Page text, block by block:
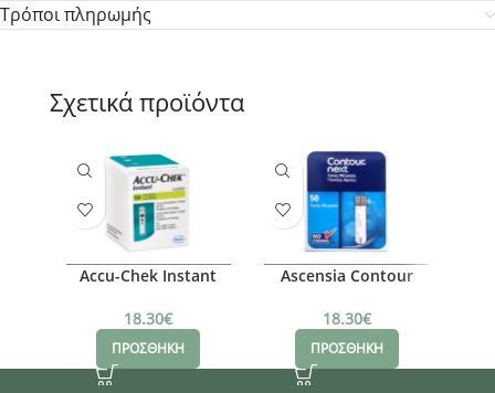
Τρόποι πληρωμής
Σχετικά προϊόντα
Accu-Chek Instant
18.30€
ΠΡΟΣΘΗΚΗ
Ascensia Contour
18.30€
ΠΡΟΣΘΗΚΗ